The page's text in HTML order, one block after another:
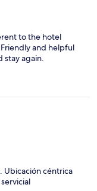
to the hotel
and helpful
stay again.
Ubicación céntrica